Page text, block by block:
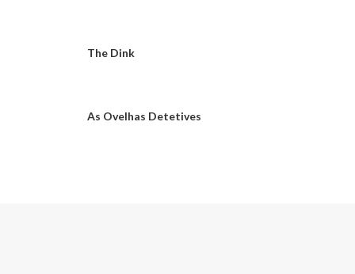
The Dink
As Ovelhas Detetives